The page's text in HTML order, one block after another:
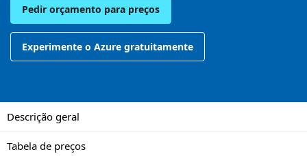
Pedir orçamento para preços
Experimente o Azure gratuitamente
Descrição geral
Tabela de preços